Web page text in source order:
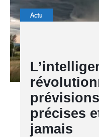
Actu
précises
jamais